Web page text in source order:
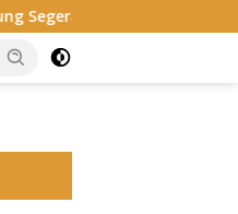
Pengguna Jalan